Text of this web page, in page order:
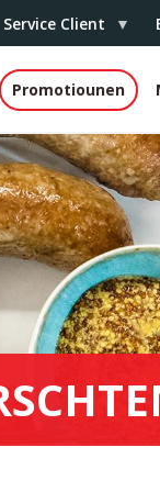
Service Client
Promotiounen